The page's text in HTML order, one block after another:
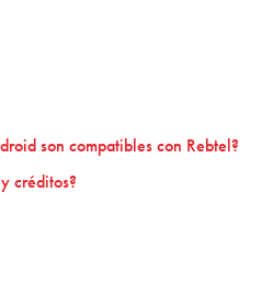
son compatibles con Rebtel?
créditos?